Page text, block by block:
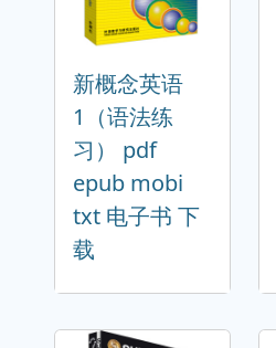
新概念英语
1（语法练
习） pdf
epub mobi
txt 电子书 下
载